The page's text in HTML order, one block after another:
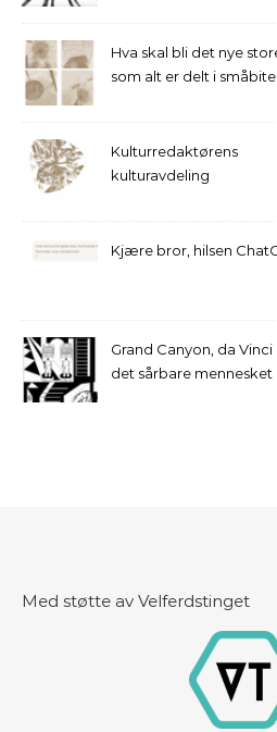
Hva skal bli det nye
som alt er delt i
Kulturredaktørens
kulturavdeling
Kjære bror, hilsen
Grand Canyon, da Vinci
det sårbare mennesket
Med støtte av Velferdstinget